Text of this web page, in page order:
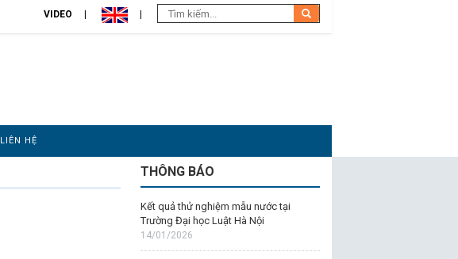
VIDEO
LIÊN HỆ
THÔNG BÁO
Kết quả thử nghiệm mẫu nước tại
Trường Đại học Luật Hà Nội
14/01/2026